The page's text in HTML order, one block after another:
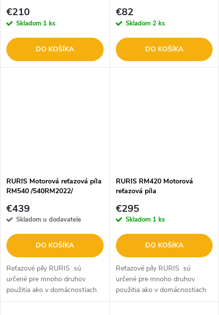
€210
Skladom 1 ks
DO KOŠÍKA
€82
Skladom 2 ks
DO KOŠÍKA
RURIS Motorová reťazová píla
RM540 /540RM2022/
€439
Skladom u dodavatele
DO KOŠÍKA
Reťazové píly RURIS sú
určené pre mnoho druhov
použitia ako v domácnostiach
a farmách, tak aj v stavebníctve
RURIS RM420 Motorová
reťazová píla
€295
Skladom 1 ks
DO KOŠÍKA
Reťazové píly RURIS sú
určené pre mnoho druhov
použitia ako v domácnostiach
a farmách, tak aj v stavebníctve